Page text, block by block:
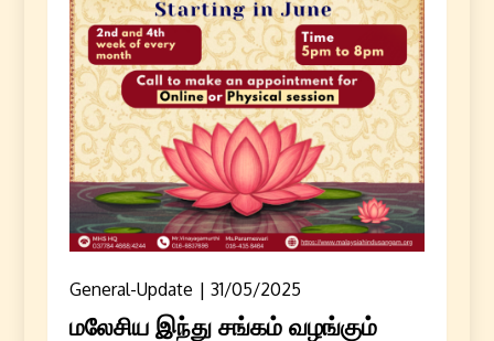
General-Update 31/05/2025
மலேசிய இந்து சங்கம் வழங்கும்